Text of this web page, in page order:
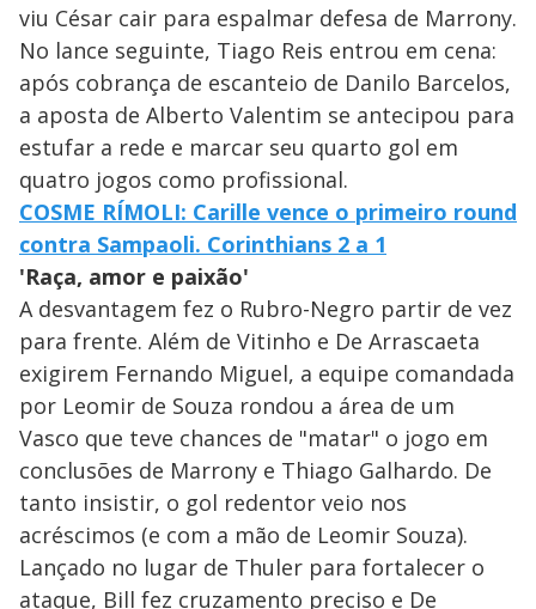
viu César cair para espalmar defesa de Marrony.
No lance seguinte, Tiago Reis entrou em cena:
após cobrança de escanteio de Danilo Barcelos,
a aposta de Alberto Valentim se antecipou para
estufar a rede e marcar seu quarto gol em
quatro jogos como profissional.
COSME RÍMOLI: Carille vence o primeiro round
contra Sampaoli. Corinthians 2 a 1
'Raça, amor e paixão'
A desvantagem fez o Rubro-Negro partir de vez
para frente. Além de Vitinho e De Arrascaeta
exigirem Fernando Miguel, a equipe comandada
por Leomir de Souza rondou a área de um
Vasco que teve chances de "matar" o jogo em
conclusões de Marrony e Thiago Galhardo. De
tanto insistir, o gol redentor veio nos
acréscimos (e com a mão de Leomir Souza).
Lançado no lugar de Thuler para fortalecer o
ataque, Bill fez cruzamento preciso e De